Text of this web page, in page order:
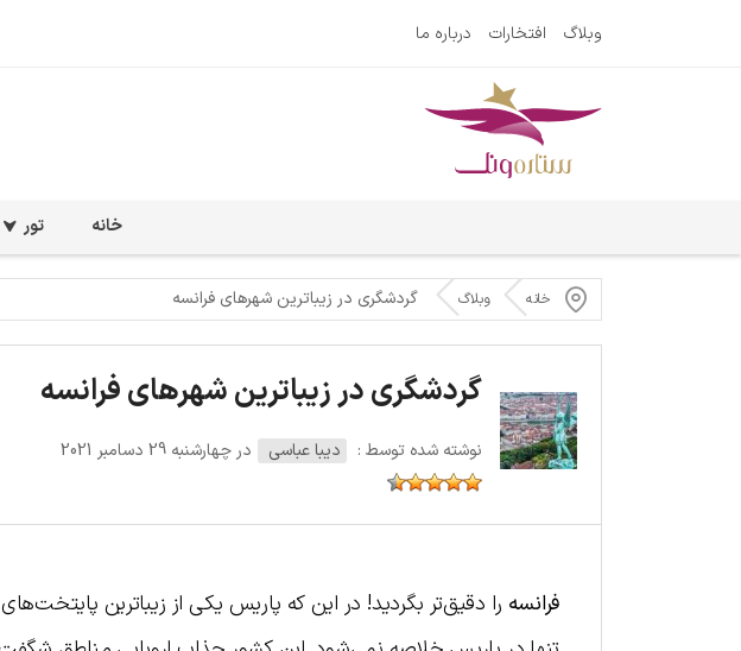
وبلاگ افتخارات درباره ما
خانه تور
خانه وبلاگ گردشگری در زیباترین شهرهای فرانسه
گردشگری در زیباترین شهرهای فرانسه
نوشته شده توسط : دیبا عباسی در چهارشنبه 29 دسامبر 2021
فرانسه را دقیق‌تر بگردید! در این که پاریس یکی از زیباترین